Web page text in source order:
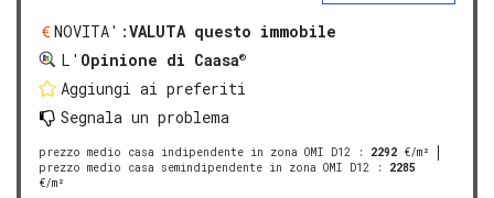
NOVITA':VALUTA questo immobile
L' Opinione di Caasa®
Aggiungi ai preferiti
Segnala un problema
prezzo medio casa indipendente in zona OMI D12 : 2292 €/m²
prezzo medio casa semindipendente in zona OMI D12 : 2285
€/m²